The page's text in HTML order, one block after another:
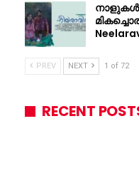
PREV NEXT 1 of 72
RECENT